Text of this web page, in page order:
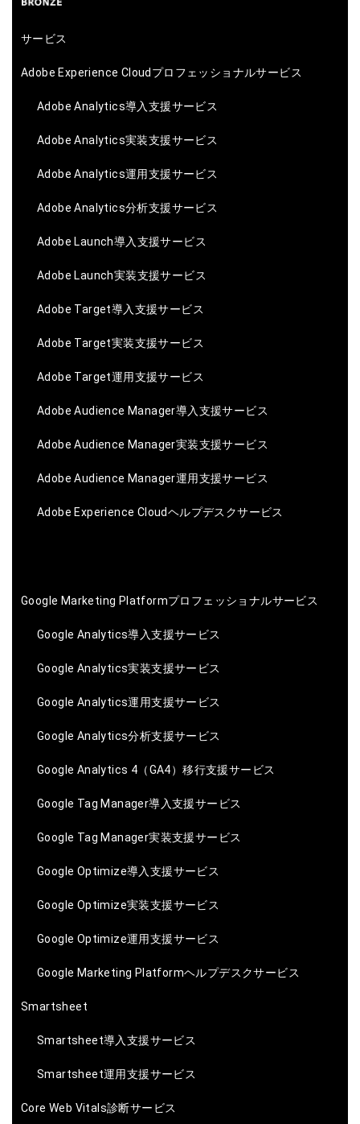
サービス
Adobe Experience Cloudプロフェッショナルサービス
Adobe Analytics導入支援サービス
Adobe Analytics実装支援サービス
Adobe Analytics運用支援サービス
Adobe Analytics分析支援サービス
Adobe Launch導入支援サービス
Adobe Launch実装支援サービス
Adobe Target導入支援サービス
Adobe Target実装支援サービス
Adobe Target運用支援サービス
Adobe Audience Manager導入支援サービス
Adobe Audience Manager実装支援サービス
Adobe Audience Manager運用支援サービス
Adobe Experience Cloudヘルプデスクサービス
Google Marketing Platformプロフェッショナルサービス
Google Analytics導入支援サービス
Google Analytics実装支援サービス
Google Analytics運用支援サービス
Google Analytics分析支援サービス
Google Analytics 4（GA4）移行支援サービス
Google Tag Manager導入支援サービス
Google Tag Manager実装支援サービス
Google Optimize導入支援サービス
Google Optimize実装支援サービス
Google Optimize運用支援サービス
Google Marketing Platformヘルプデスクサービス
Smartsheet
Smartsheet導入支援サービス
Smartsheet運用支援サービス
Core Web Vitals診断サービス